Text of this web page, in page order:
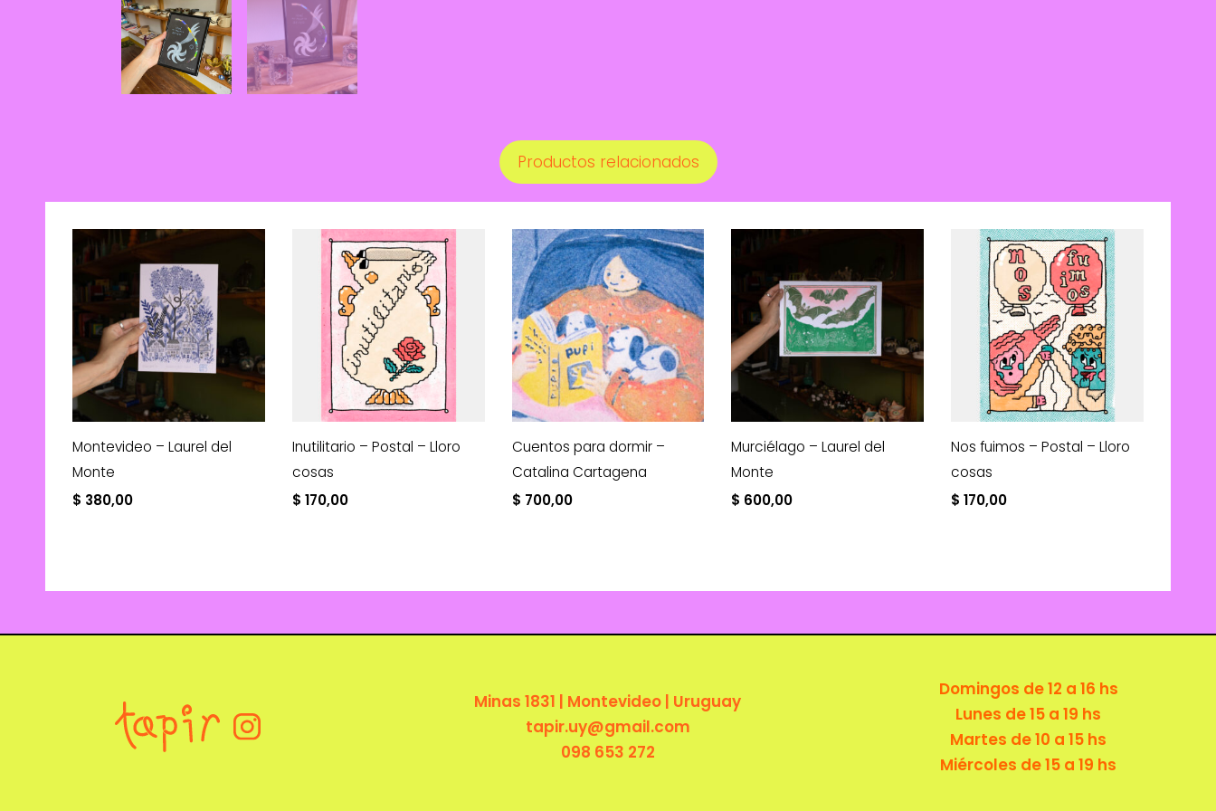
Productos relacionados
Montevideo – Laurel del
Monte
$ 380,00
Inutilitario – Postal – Lloro
cosas
$ 170,00
Cuentos para dormir –
Catalina Cartagena
$ 700,00
Murciélago – Laurel del
Monte
$ 600,00
Nos fuimos – Postal – Lloro
cosas
$ 170,00
Minas 1831 | Montevideo | Uruguay
tapir.uy@gmail.com
098 653 272
Domingos de 12 a 16 hs
Lunes de 15 a 19 hs
Martes de 10 a 15 hs
Miércoles de 15 a 19 hs